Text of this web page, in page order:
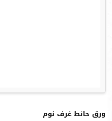
ورق حائط غرف نوم